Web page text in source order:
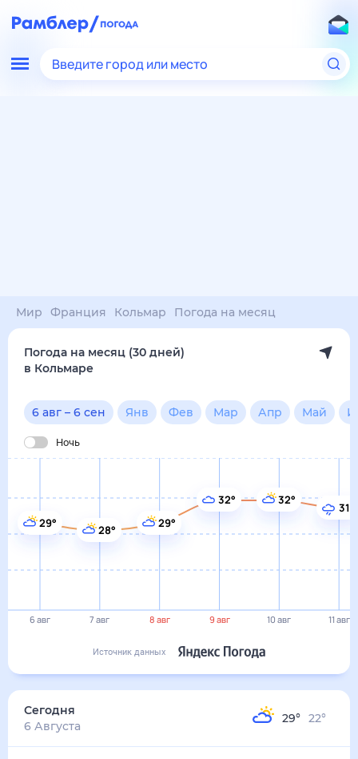
Введите город или место
Мир Франция Кольмар Погода на месяц
Погода на месяц (30 дней)
в Кольмаре
6 авг – 6 сен Янв Фев Мар Апр Май
Ночь
6 авг 7 авг 8 авг 9 авг 10 авг 11 авг
29° 28° 29°
32° 32°
31°
Источник данных
Сегодня
6 Августа
29° 22°